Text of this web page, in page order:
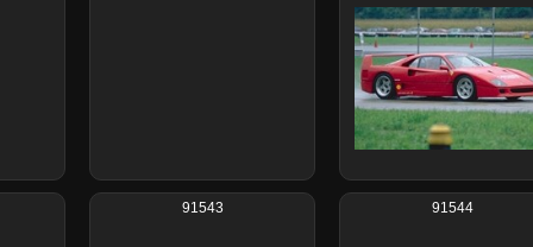
91543 91544